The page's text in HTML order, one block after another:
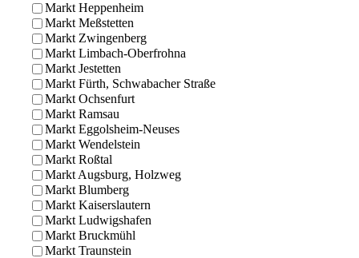
Markt Heppenheim
Markt Meßstetten
Markt Zwingenberg
Markt Limbach-Oberfrohna
Markt Jestetten
Markt Fürth, Schwabacher Straße
Markt Ochsenfurt
Markt Ramsau
Markt Eggolsheim-Neuses
Markt Wendelstein
Markt Roßtal
Markt Augsburg, Holzweg
Markt Blumberg
Markt Kaiserslautern
Markt Ludwigshafen
Markt Bruckmühl
Markt Traunstein